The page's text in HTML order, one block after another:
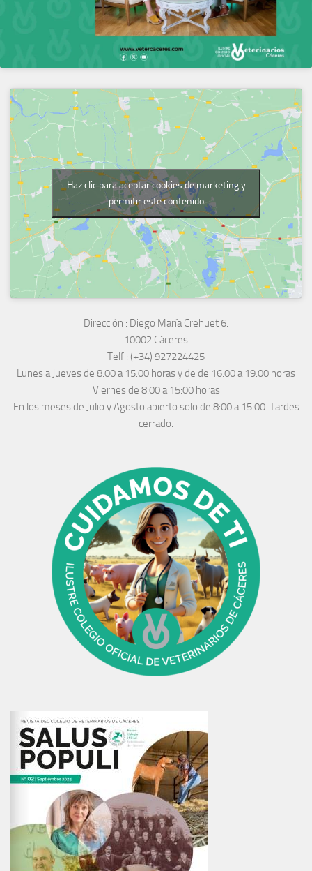
Haz clic para aceptar cookies de marketing y
permitir este contenido
Dirección : Diego María Crehuet 6.
10002 Cáceres
Telf : (+34) 927224425
Lunes a Jueves de 8:00 a 15:00 horas y de de 16:00 a 19:00 horas
Viernes de 8:00 a 15:00 horas
En los meses de Julio y Agosto abierto solo de 8:00 a 15:00. Tardes
cerrado.